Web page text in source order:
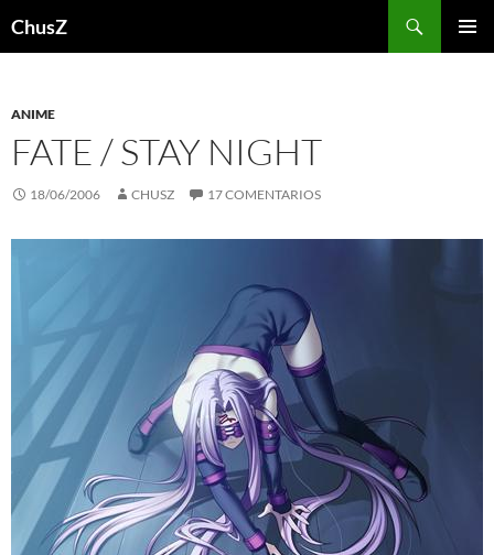
ChusZ
ANIME
FATE / STAY NIGHT
18/06/2006 CHUSZ 17 COMENTARIOS